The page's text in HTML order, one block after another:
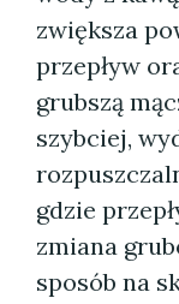
zwiększa
przepływ
grubszą
szybciej,
gdzie
zmiana
sposób na